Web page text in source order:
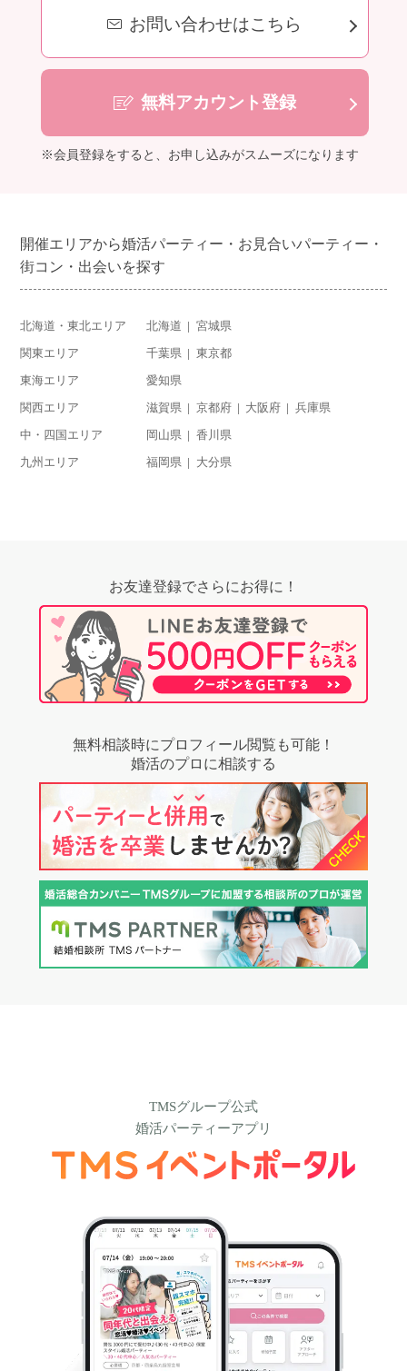
お問い合わせはこちら
無料アカウント登録
※会員登録をすると、お申し込みがスムーズになります
開催エリアから婚活パーティー・お見合いパーティー・
街コン・出会いを探す
北海道・東北エリア 北海道 宮城県
関東エリア 千葉県 東京都
東海エリア 愛知県
関西エリア 滋賀県 京都府 大阪府 兵庫県
中・四国エリア 岡山県 香川県
九州エリア 福岡県 大分県
お友達登録でさらにお得に！
無料相談時にプロフィール閲覧も可能！
婚活のプロに相談する
TMSグループ公式
婚活パーティーアプリ